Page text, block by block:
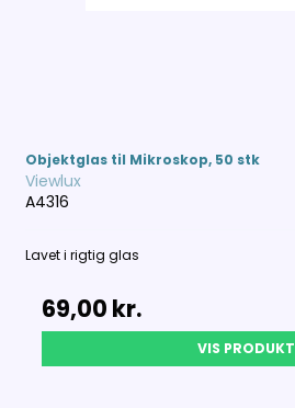
Objektglas til Mikroskop, 50 stk
Viewlux
A4316
Lavet i rigtig glas
69,00 kr.
VIS PRODUKT